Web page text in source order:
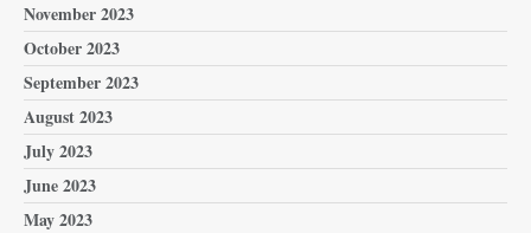
November 2023
October 2023
September 2023
August 2023
July 2023
June 2023
May 2023